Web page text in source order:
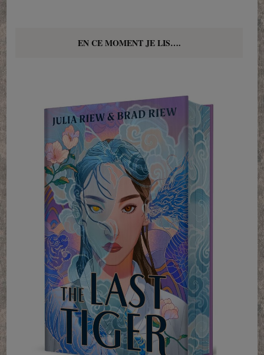
EN CE MOMENT JE LIS….